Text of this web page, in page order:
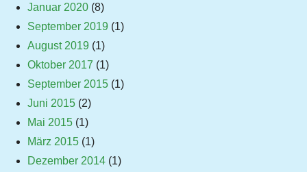
Januar 2020 (8)
September 2019 (1)
August 2019 (1)
Oktober 2017 (1)
September 2015 (1)
Juni 2015 (2)
Mai 2015 (1)
März 2015 (1)
Dezember 2014 (1)